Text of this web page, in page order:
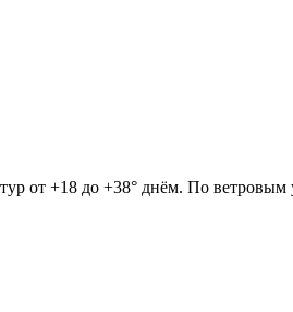
от +18 до +38° днём. По